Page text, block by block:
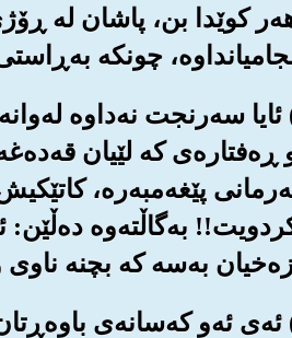
کوێدا بن، پاشان له
چونکه
ئایا سه‌رنجت نه‌داوه
ڕه‌فتاره‌ی که لێیان
پێغه‌مبه‌ره‌،
به‌گاڵته‌وه
به‌سه که بچنه ناوی
ئه‌ی ئه‌و که‌سانه‌ی